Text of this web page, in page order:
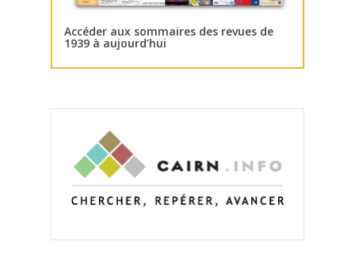
Accéder aux sommaires des revues de
1939 à aujourd’hui